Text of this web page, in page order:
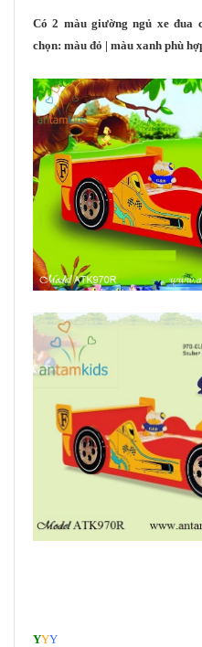
Có 2 màu giường ngủ xe đua
chọn: màu đỏ | màu xanh phù
YYY